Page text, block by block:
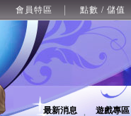
會員特區 點數 / 儲值
最新消息 遊戲專區